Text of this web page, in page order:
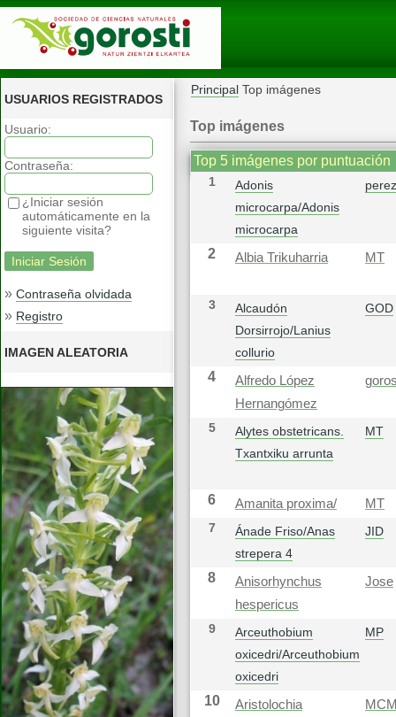
USUARIOS REGISTRADOS
Usuario:
Contraseña:
¿Iniciar sesión
automáticamente en la
siguiente visita?
» Contraseña olvidada
» Registro
IMAGEN ALEATORIA
Principal Top imágenes
Top imágenes
Top 5 imágenes por puntuación
1
Adonis
microcarpa/Adonis
microcarpa
2 Albia Trikuharria MT
3
Alcaudón
Dorsirrojo/Lanius
collurio
GOD
4
Alfredo López
Hernangómez
5
Alytes obstetricans.
Txantxiku arrunta
MT
6 Amanita proxima/
MT
7
Ánade Friso/Anas
strepera 4
JID
8
Anisorhynchus
hespericus
Jose
9
Arceuthobium
oxicedri/Arceuthobium
oxicedri
MP
10
Aristolochia